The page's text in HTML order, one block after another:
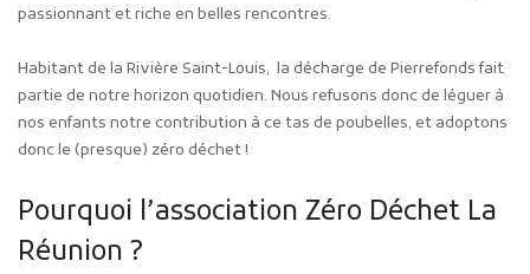
passionnant et riche en belles rencontres.
Habitant de la Rivière Saint-Louis, la décharge de Pierrefonds fait
partie de notre horizon quotidien. Nous refusons donc de léguer à
nos enfants notre contribution à ce tas de poubelles, et adoptons
donc le (presque) zéro déchet !
Pourquoi l’association Zéro Déchet La
Réunion ?